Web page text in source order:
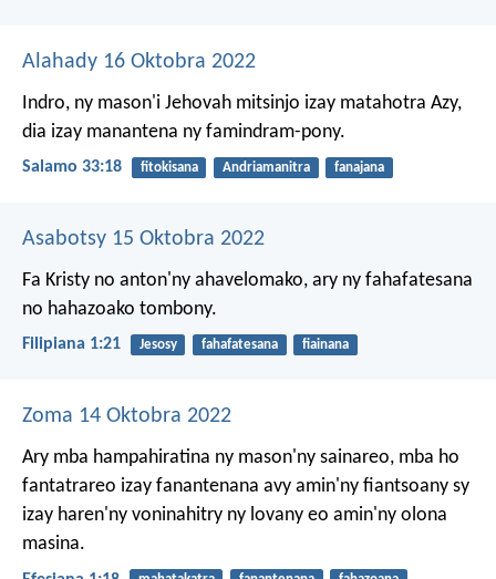
Alahady 16 Oktobra 2022
Indro, ny mason'i Jehovah mitsinjo izay matahotra Azy,
dia izay manantena ny famindram-pony.
Salamo 33:18 fitokisana Andriamanitra fanajana
Asabotsy 15 Oktobra 2022
Fa Kristy no anton'ny ahavelomako, ary ny fahafatesana
no hahazoako tombony.
Filipiana 1:21 Jesosy fahafatesana fiainana
Zoma 14 Oktobra 2022
Ary mba hampahiratina ny mason'ny sainareo, mba ho
fantatrareo izay fanantenana avy amin'ny fiantsoany sy
izay haren'ny voninahitry ny lovany eo amin'ny olona
masina.